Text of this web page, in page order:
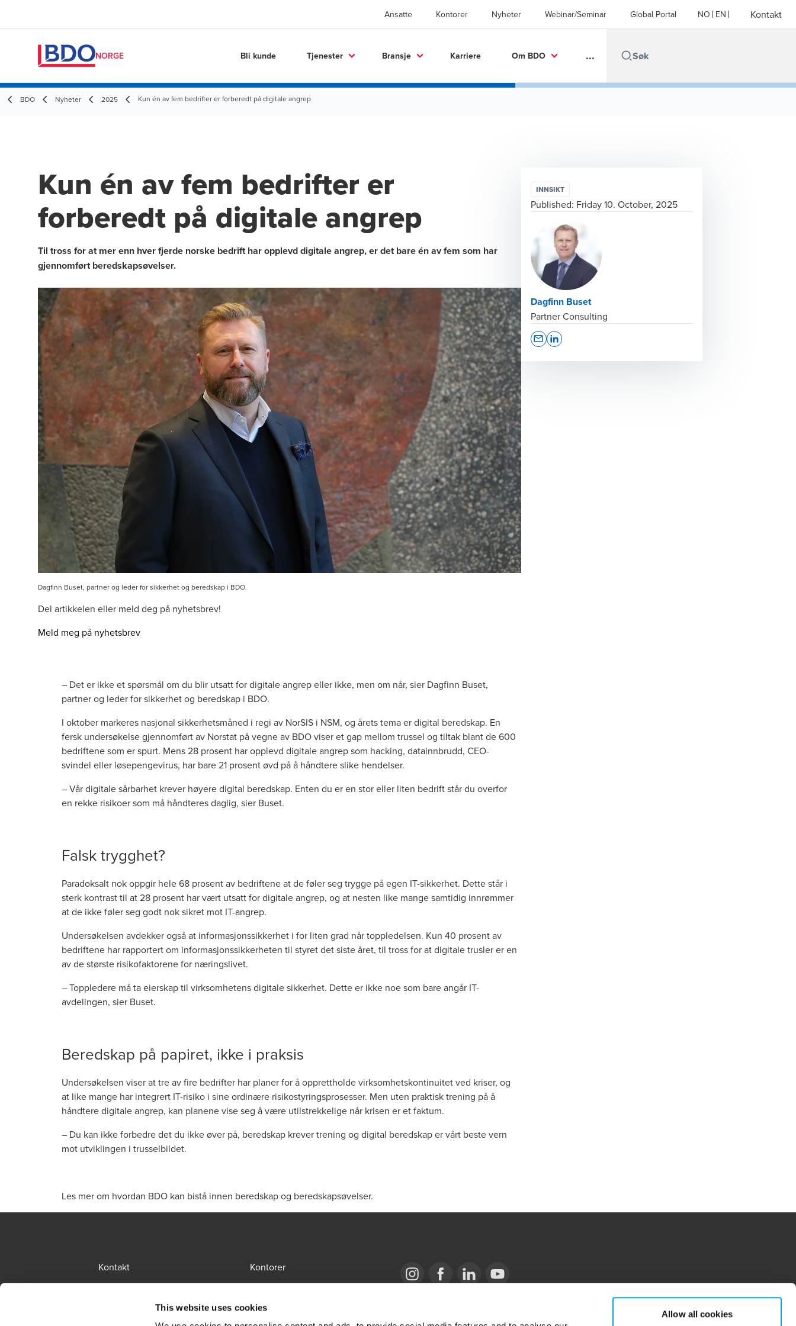
This website uses cookies
Allow all cookies
Ansatte Kontorer Nyheter Webinar/Seminar Global Portal NO EN Kontakt
NORGE Bli kunde Tjenester Bransje Karriere Om BDO ...
BDO Nyheter 2025 Kun én av fem bedrifter er forberedt på digitale angrep
Kun én av fem bedrifter er
forberedt på digitale angrep
Til tross for at mer enn hver fjerde norske bedrift har opplevd digitale angrep, er det bare én av fem som har
gjennomført beredskapsøvelser.
Dagfinn Buset, partner og leder for sikkerhet og beredskap i BDO.
Del artikkelen eller meld deg på nyhetsbrev!
Meld meg på nyhetsbrev
INNSIKT
Published: Friday 10. October, 2025
Dagfinn Buset
Partner Consulting
– Det er ikke et spørsmål om du blir utsatt for digitale angrep eller ikke, men om når, sier Dagfinn Buset,
partner og leder for sikkerhet og beredskap i BDO.
I oktober markeres nasjonal sikkerhetsmåned i regi av NorSIS i NSM, og årets tema er digital beredskap. En
fersk undersøkelse gjennomført av Norstat på vegne av BDO viser et gap mellom trussel og tiltak blant de 600
bedriftene som er spurt. Mens 28 prosent har opplevd digitale angrep som hacking, datainnbrudd, CEO-
svindel eller løsepengevirus, har bare 21 prosent øvd på å håndtere slike hendelser.
– Vår digitale sårbarhet krever høyere digital beredskap. Enten du er en stor eller liten bedrift står du overfor
en rekke risikoer som må håndteres daglig, sier Buset.
Falsk trygghet?
Paradoksalt nok oppgir hele 68 prosent av bedriftene at de føler seg trygge på egen IT-sikkerhet. Dette står i
sterk kontrast til at 28 prosent har vært utsatt for digitale angrep, og at nesten like mange samtidig innrømmer
at de ikke føler seg godt nok sikret mot IT-angrep.
Undersøkelsen avdekker også at informasjonssikkerhet i for liten grad når toppledelsen. Kun 40 prosent av
bedriftene har rapportert om informasjonssikkerheten til styret det siste året, til tross for at digitale trusler er en
av de største risikofaktorene for næringslivet.
– Toppledere må ta eierskap til virksomhetens digitale sikkerhet. Dette er ikke noe som bare angår IT-
avdelingen, sier Buset.
Beredskap på papiret, ikke i praksis
Undersøkelsen viser at tre av fire bedrifter har planer for å opprettholde virksomhetskontinuitet ved kriser, og
at like mange har integrert IT-risiko i sine ordinære risikostyringsprosesser. Men uten praktisk trening på å
håndtere digitale angrep, kan planene vise seg å være utilstrekkelige når krisen er et faktum.
– Du kan ikke forbedre det du ikke øver på, beredskap krever trening og digital beredskap er vårt beste vern
mot utviklingen i trusselbildet.
Les mer om hvordan BDO kan bistå innen beredskap og beredskapsøvelser.
Kontakt
Kontorer
Global Portal